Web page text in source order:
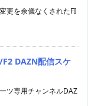
更を余儀なくされたFI
DAZN配信スケ
ツ専用チャンネルDAZ